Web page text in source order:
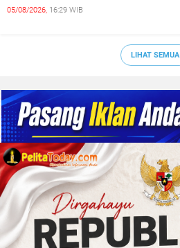
05/08/2026, 16:29 WIB
LIHAT SEMUA